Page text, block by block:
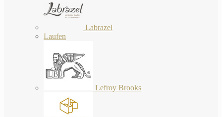
Labrazel
Laufen
Lefroy Brooks